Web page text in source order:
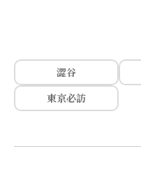
澀谷
東京必訪